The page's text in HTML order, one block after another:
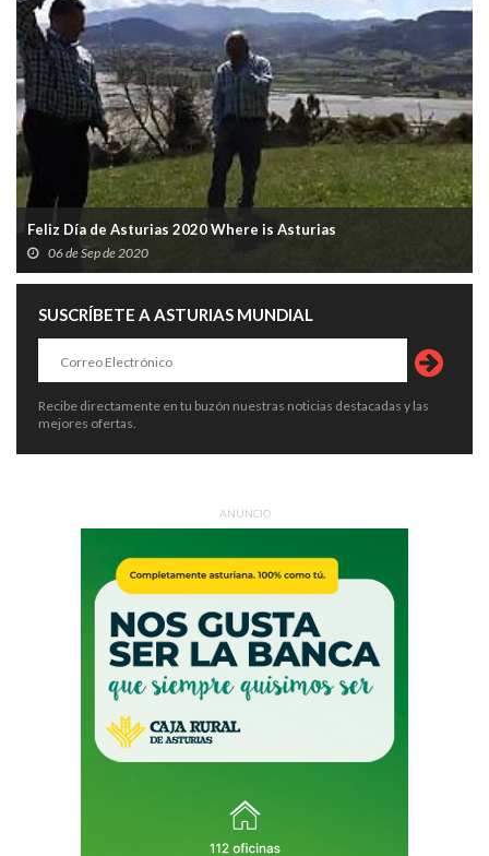
Feliz Día de Asturias 2020 Where is Asturias
06 de Sep de 2020
SUSCRÍBETE A ASTURIAS MUNDIAL
Recibe directamente en tu buzón nuestras noticias destacadas y las
mejores ofertas.
ANUNCIO